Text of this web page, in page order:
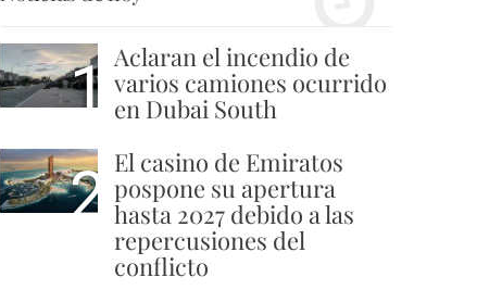
1 Aclaran el incendio de
varios camiones ocurrido
en Dubai South
2 El casino de Emiratos
pospone su apertura
hasta 2027 debido a las
repercusiones del
conflicto